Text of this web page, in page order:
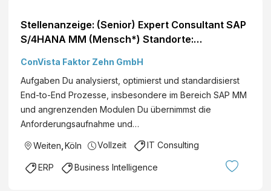
Stellenanzeige: (Senior) Expert Consultant SAP
S/4HANA MM (Mensch*) Standorte:
ConVista Faktor Zehn GmbH
Aufgaben Du analysierst, optimierst und standardisierst
End-to-End Prozesse, insbesondere im Bereich SAP MM
und angrenzenden Modulen Du übernimmst die
Anforderungsaufnahme und…
Weiten Köln Vollzeit IT Consulting
ERP Business Intelligence